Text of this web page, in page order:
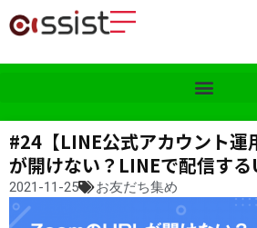
#24【LINE公式アカウント
が開けない？LINEで配信す
2021-11-25 お友だち集め